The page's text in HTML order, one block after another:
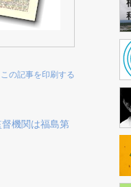
この記事を印刷する
機関は福島第